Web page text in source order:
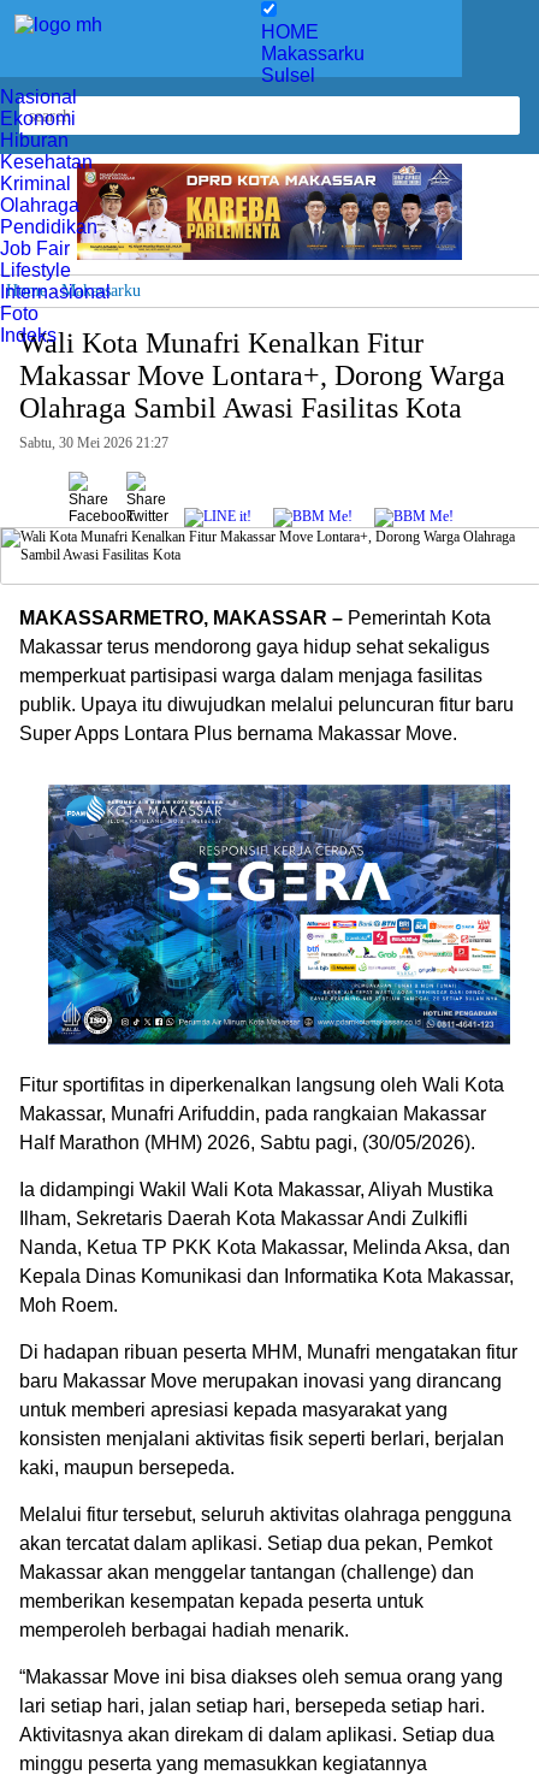
HOME
Makassarku
Sulsel
Nasional
Ekonomi
Hiburan
Kesehatan
Kriminal
Olahraga
Pendidikan
Job Fair
Lifestyle
Internasional
Foto
Indeks
Home » Makassarku
Wali Kota Munafri Kenalkan Fitur
Makassar Move Lontara+, Dorong Warga
Olahraga Sambil Awasi Fasilitas Kota
Sabtu, 30 Mei 2026 21:27
MAKASSARMETRO, MAKASSAR – Pemerintah Kota
Makassar terus mendorong gaya hidup sehat sekaligus
memperkuat partisipasi warga dalam menjaga fasilitas
publik. Upaya itu diwujudkan melalui peluncuran fitur baru
Super Apps Lontara Plus bernama Makassar Move.
Fitur sportifitas in diperkenalkan langsung oleh Wali Kota
Makassar, Munafri Arifuddin, pada rangkaian Makassar
Half Marathon (MHM) 2026, Sabtu pagi, (30/05/2026).
Ia didampingi Wakil Wali Kota Makassar, Aliyah Mustika
Ilham, Sekretaris Daerah Kota Makassar Andi Zulkifli
Nanda, Ketua TP PKK Kota Makassar, Melinda Aksa, dan
Kepala Dinas Komunikasi dan Informatika Kota Makassar,
Moh Roem.
Di hadapan ribuan peserta MHM, Munafri mengatakan fitur
baru Makassar Move merupakan inovasi yang dirancang
untuk memberi apresiasi kepada masyarakat yang
konsisten menjalani aktivitas fisik seperti berlari, berjalan
kaki, maupun bersepeda.
Melalui fitur tersebut, seluruh aktivitas olahraga pengguna
akan tercatat dalam aplikasi. Setiap dua pekan, Pemkot
Makassar akan menggelar tantangan (challenge) dan
memberikan kesempatan kepada peserta untuk
memperoleh berbagai hadiah menarik.
“Makassar Move ini bisa diakses oleh semua orang yang
lari setiap hari, jalan setiap hari, bersepeda setiap hari.
Aktivitasnya akan direkam di dalam aplikasi. Setiap dua
minggu peserta yang memasukkan kegiatannya